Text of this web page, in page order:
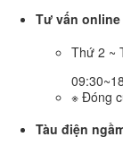
Tư vấn online
Thứ 2 ~
※ Đóng
Tàu điện